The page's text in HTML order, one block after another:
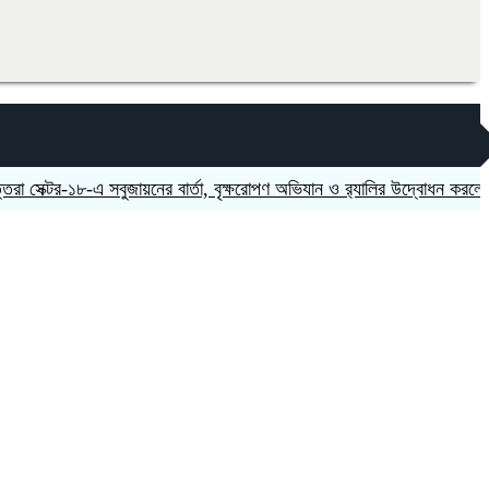
১৮-এ সবুজায়নের বার্তা, বৃক্ষরোপণ অভিযান ও র‍্যালির উদ্বোধন করলেন এমপি